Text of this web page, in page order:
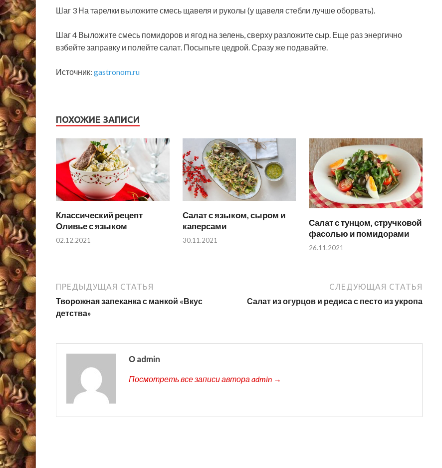
Шаг 3 На тарелки выложите смесь щавеля и руколы (у щавеля стебли лучше оборвать).
Шаг 4 Выложите смесь помидоров и ягод на зелень, сверху разложите сыр. Еще раз энергично
взбейте заправку и полейте салат. Посыпьте цедрой. Сразу же подавайте.
Источник: gastronom.ru
ПОХОЖИЕ ЗАПИСИ
Классический рецепт
Оливье с языком
02.12.2021
Салат с языком, сыром и
каперсами
30.11.2021
Салат с тунцом, стручковой
фасолью и помидорами
26.11.2021
ПРЕДЫДУЩАЯ СТАТЬЯ
Творожная запеканка с манкой «Вкус
детства»
СЛЕДУЮЩАЯ СТАТЬЯ
Салат из огурцов и редиса с песто из укропа
О admin
Посмотреть все записи автора admin →